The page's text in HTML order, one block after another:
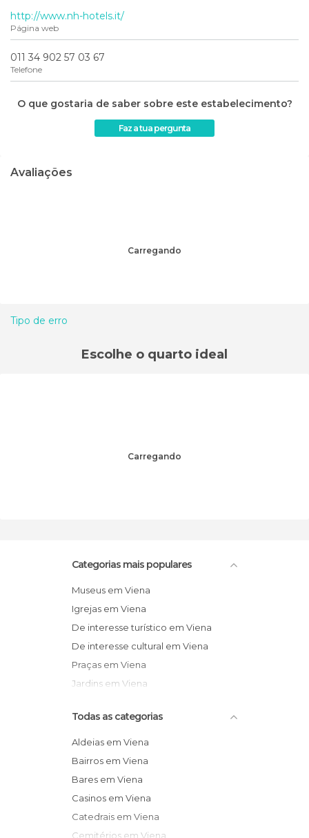
http://www.nh-hotels.it/
Página web
011 34 902 57 03 67
Telefone
O que gostaria de saber sobre este estabelecimento?
Faz a tua pergunta
Avaliações
Carregando
Tipo de erro
Escolhe o quarto ideal
Carregando
Categorias mais populares
Museus em Viena
Igrejas em Viena
De interesse turístico em Viena
De interesse cultural em Viena
Praças em Viena
Jardins em Viena
Todas as categorias
Aldeias em Viena
Bairros em Viena
Bares em Viena
Casinos em Viena
Catedrais em Viena
Cemitérios em Viena